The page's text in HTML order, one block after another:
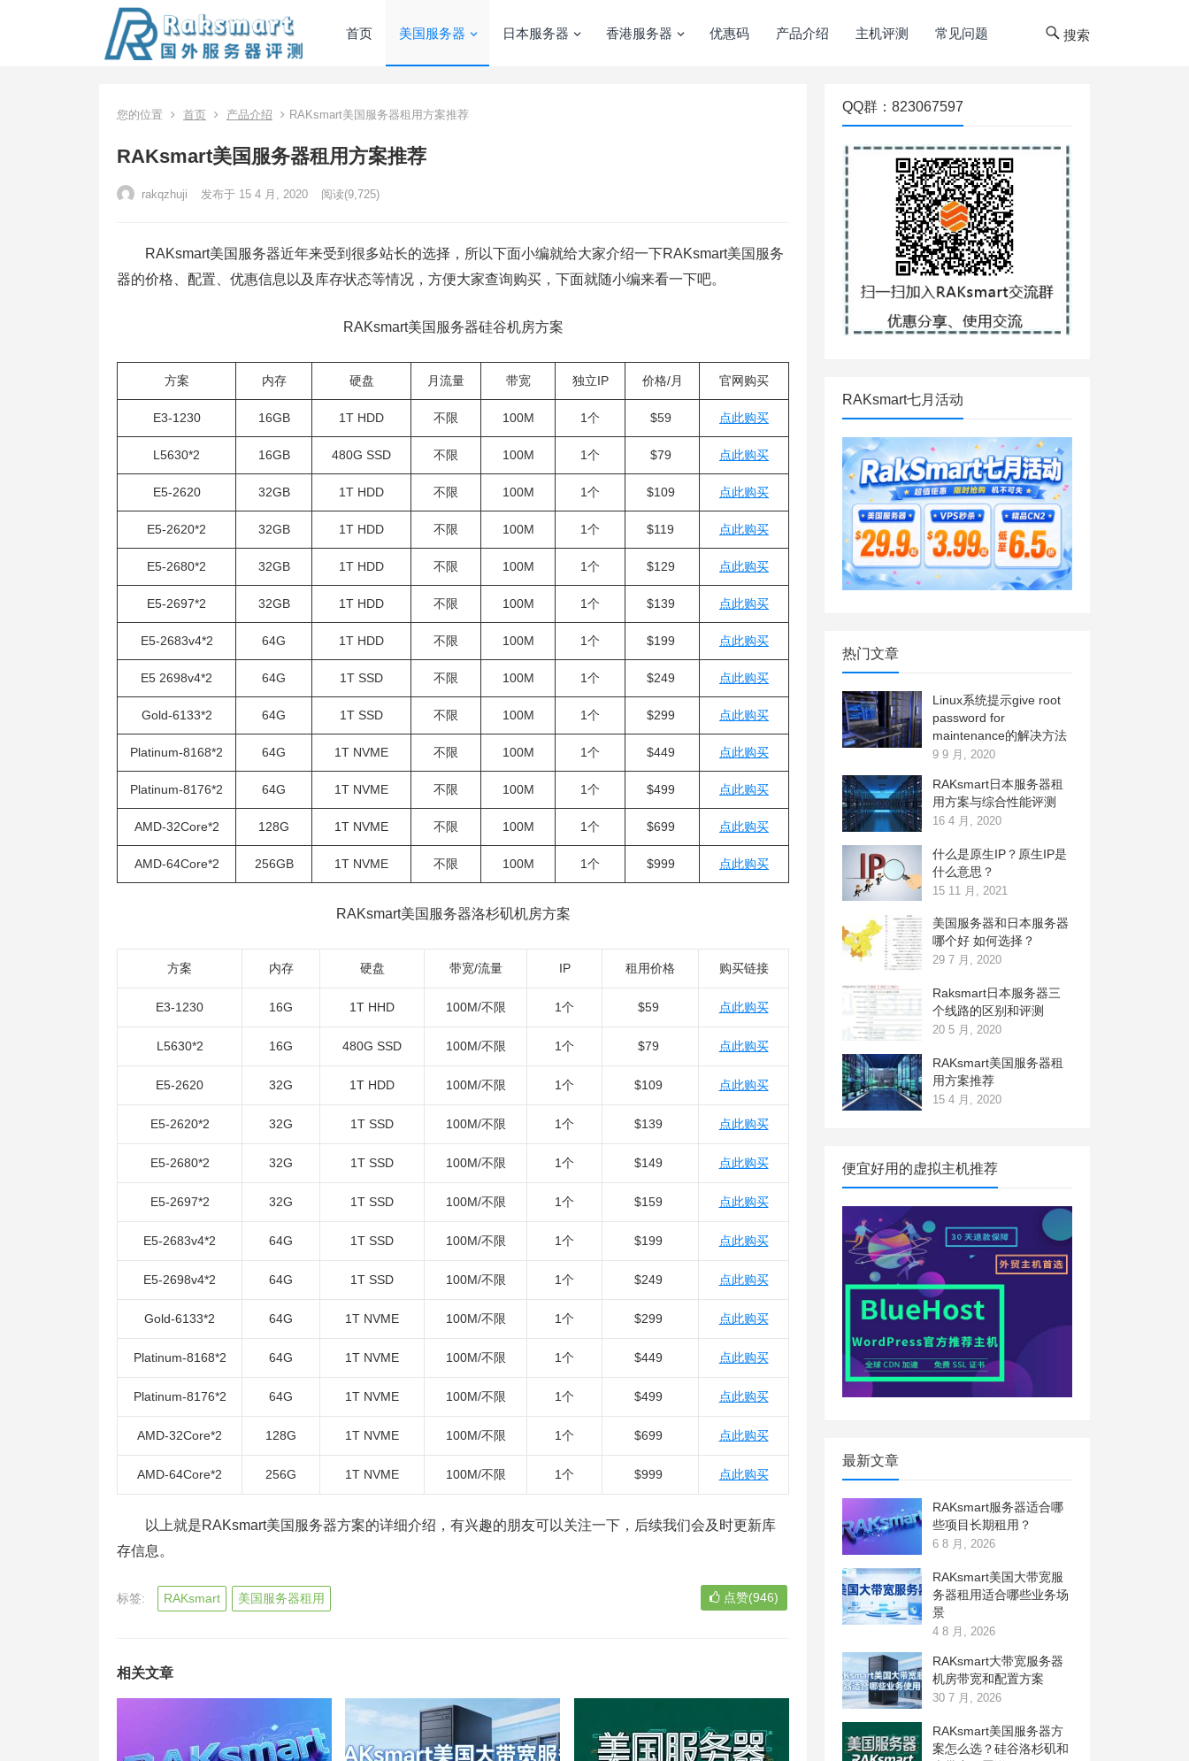
首页 美国服务器 日本服务器 香港服务器 优惠码 产品介绍 主机评测 常见问题 搜索
您的位置 首页 产品介绍 RAKsmart美国服务器租用方案推荐
RAKsmart美国服务器租用方案推荐
rakqzhuji 发布于 15 4 月, 2020 阅读(9,725)
RAKsmart美国服务器近年来受到很多站长的选择，所以下面小编就给大家介绍一下RAKsmart美国服务
器的价格、配置、优惠信息以及库存状态等情况，方便大家查询购买，下面就随小编来看一下吧。
RAKsmart美国服务器硅谷机房方案
方案 内存 硬盘 月流量 带宽 独立IP 价格/月 官网购买
E3-1230 16GB 1T HDD 不限 100M 1个 $59 点此购买
L5630*2 16GB 480G SSD 不限 100M 1个 $79 点此购买
E5-2620 32GB 1T HDD 不限 100M 1个 $109 点此购买
E5-2620*2 32GB 1T HDD 不限 100M 1个 $119 点此购买
E5-2680*2 32GB 1T HDD 不限 100M 1个 $129 点此购买
E5-2697*2 32GB 1T HDD 不限 100M 1个 $139 点此购买
E5-2683v4*2 64G 1T HDD 不限 100M 1个 $199 点此购买
E5 2698v4*2 64G 1T SSD 不限 100M 1个 $249 点此购买
Gold-6133*2 64G 1T SSD 不限 100M 1个 $299 点此购买
Platinum-8168*2 64G 1T NVME 不限 100M 1个 $449 点此购买
Platinum-8176*2 64G 1T NVME 不限 100M 1个 $499 点此购买
AMD-32Core*2 128G 1T NVME 不限 100M 1个 $699 点此购买
AMD-64Core*2 256GB 1T NVME 不限 100M 1个 $999 点此购买
RAKsmart美国服务器洛杉矶机房方案
方案 内存 硬盘 带宽/流量 IP 租用价格 购买链接
E3-1230 16G 1T HHD 100M/不限 1个 $59 点此购买
L5630*2 16G 480G SSD 100M/不限 1个 $79 点此购买
E5-2620 32G 1T HDD 100M/不限 1个 $109 点此购买
E5-2620*2 32G 1T SSD 100M/不限 1个 $139 点此购买
E5-2680*2 32G 1T SSD 100M/不限 1个 $149 点此购买
E5-2697*2 32G 1T SSD 100M/不限 1个 $159 点此购买
E5-2683v4*2 64G 1T SSD 100M/不限 1个 $199 点此购买
E5-2698v4*2 64G 1T SSD 100M/不限 1个 $249 点此购买
Gold-6133*2 64G 1T NVME 100M/不限 1个 $299 点此购买
Platinum-8168*2 64G 1T NVME 100M/不限 1个 $449 点此购买
Platinum-8176*2 64G 1T NVME 100M/不限 1个 $499 点此购买
AMD-32Core*2 128G 1T NVME 100M/不限 1个 $699 点此购买
AMD-64Core*2 256G 1T NVME 100M/不限 1个 $999 点此购买
以上就是RAKsmart美国服务器方案的详细介绍，有兴趣的朋友可以关注一下，后续我们会及时更新库
存信息。
标签: RAKsmart 美国服务器租用 点赞(946)
相关文章
QQ群：823067597
RAKsmart七月活动
热门文章
Linux系统提示give root
password for
maintenance的解决方法
9 9 月, 2020
RAKsmart日本服务器租
用方案与综合性能评测
16 4 月, 2020
什么是原生IP？原生IP是
什么意思？
15 11 月, 2021
美国服务器和日本服务器
哪个好 如何选择？
29 7 月, 2020
Raksmart日本服务器三
个线路的区别和评测
20 5 月, 2020
RAKsmart美国服务器租
用方案推荐
15 4 月, 2020
便宜好用的虚拟主机推荐
最新文章
RAKsmart服务器适合哪
些项目长期租用？
6 8 月, 2026
RAKsmart美国大带宽服
务器租用适合哪些业务场
景
4 8 月, 2026
RAKsmart大带宽服务器
机房带宽和配置方案
30 7 月, 2026
RAKsmart美国服务器方
案怎么选？硅谷洛杉矶和